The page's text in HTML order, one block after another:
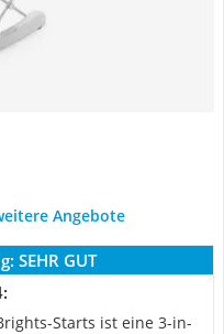
Angebote
SEHR GUT
Starts ist eine 3-in-